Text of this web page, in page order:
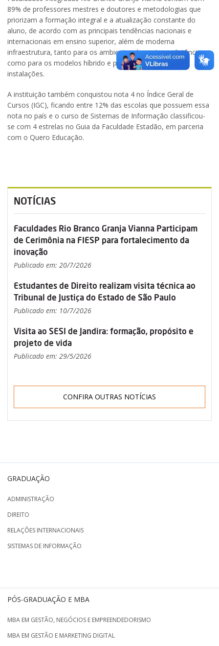
89% de professores mestres e doutores e metodologias que
priorizam a formação integral e a atualização constante do
aluno, de acordo com as principais tendências nacionais e
internacionais em ensino superior, além de moderna
infraestrutura, tanto para os ambientes de ensino a distância
como para os modelos híbrido e presencial – em suas
instalações.
A instituição também conquistou nota 4 no Índice Geral de
Cursos (IGC), ficando entre 12% das escolas que possuem essa
nota no país e o curso de Sistemas de Informação classificou-
se com 4 estrelas no Guia da Faculdade Estadão, em parceria
com o Quero Educação.
NOTÍCIAS
Faculdades Rio Branco Granja Vianna Participam
de Cerimônia na FIESP para fortalecimento da
inovação
Publicado em: 20/7/2026
Estudantes de Direito realizam visita técnica ao
Tribunal de Justiça do Estado de São Paulo
Publicado em: 10/7/2026
Visita ao SESI de Jandira: formação, propósito e
projeto de vida
Publicado em: 29/5/2026
CONFIRA OUTRAS NOTÍCIAS
GRADUAÇÃO
ADMINISTRAÇÃO
DIREITO
RELAÇÕES INTERNACIONAIS
SISTEMAS DE INFORMAÇÃO
PÓS-GRADUAÇÃO E MBA
MBA EM GESTÃO, NEGÓCIOS E EMPREENDEDORISMO
MBA EM GESTÃO E MARKETING DIGITAL